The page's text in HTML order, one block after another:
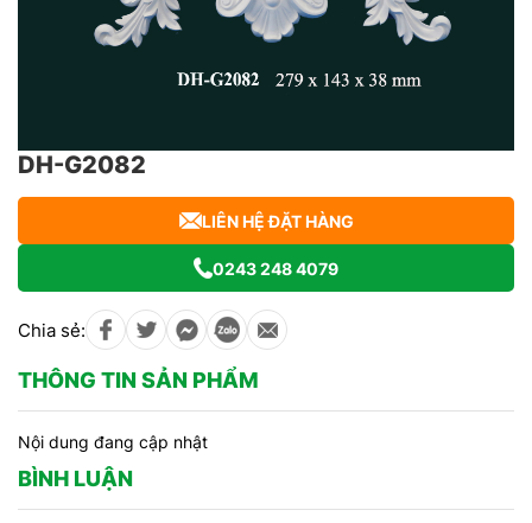
DH-G2082
LIÊN HỆ ĐẶT HÀNG
0243 248 4079
Chia sẻ:
THÔNG TIN SẢN PHẨM
Nội dung đang cập nhật
BÌNH LUẬN